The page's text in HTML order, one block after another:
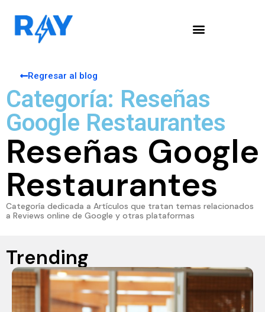
Regresar al blog
Categoría: Reseñas
Google Restaurantes
Reseñas Google
Restaurantes
Categoría dedicada a Artículos que tratan temas relacionados
a Reviews online de Google y otras plataformas
Trending